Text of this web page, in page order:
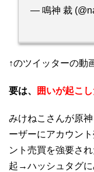
— 鳴神 裁
↑のツイッターの動
要は、 囲いが起こ
みけねこさんが原
ーザーにアカウン
ント売買を強要さ
起→ハッシュタグに